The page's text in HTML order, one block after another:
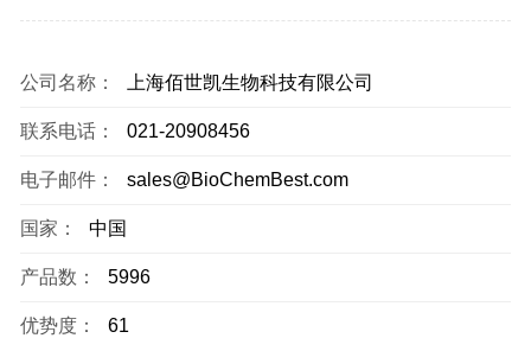
公司名称： 上海佰世凯生物科技有限公司
联系电话： 021-20908456
电子邮件： sales@BioChemBest.com
国家： 中国
产品数： 5996
优势度： 61